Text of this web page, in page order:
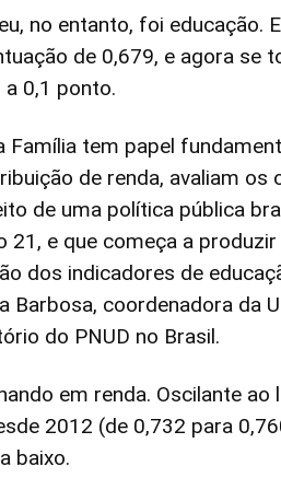
no entanto, foi educação.
de 0,679, e agora se
0,1 ponto.
Família tem papel
de renda, avaliam os
de uma política pública
21, e que começa a
dos indicadores de
Barbosa, coordenadora da
do PNUD no Brasil.
em renda. Oscilante
2012 (de 0,732 para
baixo.